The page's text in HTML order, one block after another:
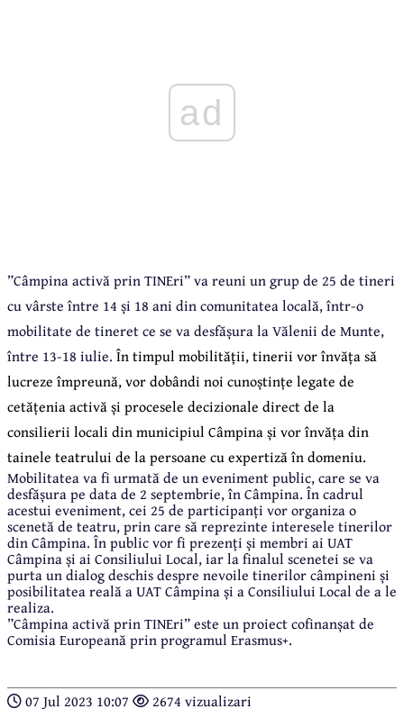
ad
”Câmpina activă prin TINEri” va reuni un grup de 25 de tineri
cu vârste între 14 și 18 ani din comunitatea locală, într-o
mobilitate de tineret ce se va desfășura la Vălenii de Munte,
între 13-18 iulie. În timpul mobilității, tinerii vor învăța să
lucreze împreună, vor dobândi noi cunoștințe legate de
cetățenia activă și procesele decizionale direct de la
consilierii locali din municipiul Câmpina și vor învăța din
tainele teatrului de la persoane cu expertiză în domeniu.
Mobilitatea va fi urmată de un eveniment public, care se va
desfășura pe data de 2 septembrie, în Câmpina. În cadrul
acestui eveniment, cei 25 de participanți vor organiza o
scenetă de teatru, prin care să reprezinte interesele tinerilor
din Câmpina. În public vor fi prezenți și membri ai UAT
Câmpina și ai Consiliului Local, iar la finalul scenetei se va
purta un dialog deschis despre nevoile tinerilor câmpineni și
posibilitatea reală a UAT Câmpina și a Consiliului Local de a le
realiza.
”Câmpina activă prin TINEri” este un proiect cofinanșat de
Comisia Europeană prin programul Erasmus+.
07 Jul 2023 10:07 2674 vizualizari